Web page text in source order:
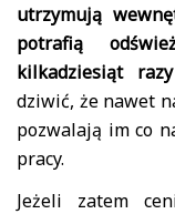
utrzymują
potrafią
kilkadziesiąt
dziwić, że nawet
pozwalają im co
pracy.
Jeżeli zatem